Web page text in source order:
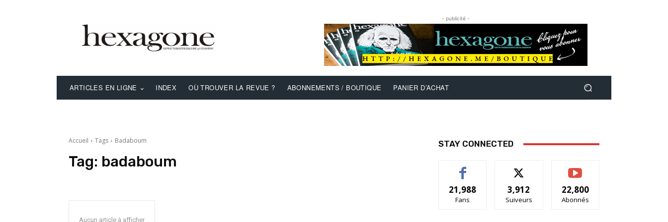
- publicité -
ARTICLES EN LIGNE INDEX OÙ TROUVER LA REVUE ? ABONNEMENTS / BOUTIQUE PANIER D’ACHAT
Accueil Tags Badaboum
Tag: badaboum
Aucun article à afficher
STAY CONNECTED
21,988
Fans
3,912
Suiveurs
22,800
Abonnés